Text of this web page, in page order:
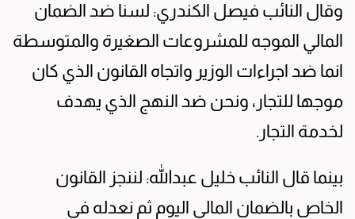
وقال النائب فيصل الكندري: لسنا ضد الضمان
المالي الموجه للمشروعات الصغيرة والمتوسطة
انما ضد اجراءات الوزير واتجاه القانون الذي كان
موجها للتجار، ونحن ضد النهج الذي يهدف
لخدمة التجار.
بينما قال النائب خليل عبدالله: لننجز القانون
الخاص بالضمان المالي اليوم ثم نعدله في